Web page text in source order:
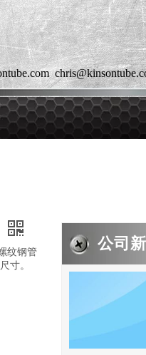
纹钢管
寸。
公司
2019-05-05
PE波纹管PP软管
PE波纹管给水
2019-05-05